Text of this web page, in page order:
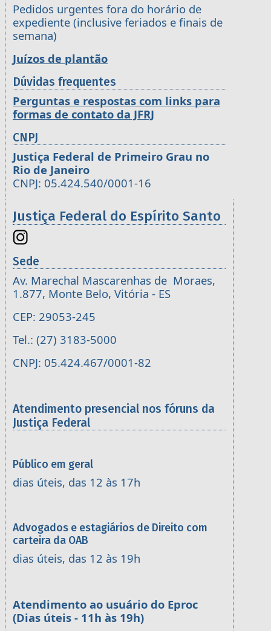
Pedidos urgentes fora do horário de
expediente (inclusive feriados e finais de
semana)
Juízos de plantão
Dúvidas frequentes
Perguntas e respostas com links para
formas de contato da JFRJ
CNPJ
Justiça Federal de Primeiro Grau no
Rio de Janeiro
CNPJ: 05.424.540/0001-16
Justiça Federal do Espírito Santo
Sede
Av. Marechal Mascarenhas de Moraes,
1.877, Monte Belo, Vitória - ES
CEP: 29053-245
Tel.: (27) 3183-5000
CNPJ: 05.424.467/0001-82
Atendimento presencial nos fóruns da
Justiça Federal
Público em geral
dias úteis, das 12 às 17h
Advogados e estagiários de Direito com
carteira da OAB
dias úteis, das 12 às 19h
Atendimento ao usuário do Eproc
(Dias úteis - 11h às 19h)